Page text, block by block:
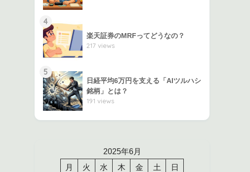
4
楽天証券のMRFってどうなの？
217 views
5
日経平均6万円を支える「AIツルハシ
銘柄」とは？
191 views
2025年6月
月
火 水 木 金 土 日